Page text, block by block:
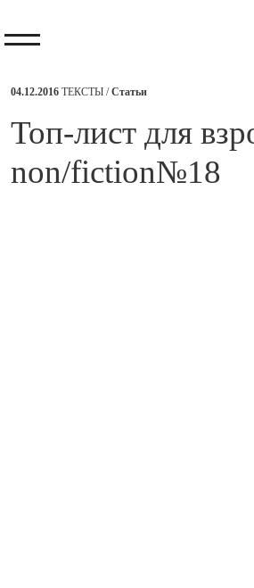
04.12.2016 ТЕКСТЫ /Статьи
​Топ-лист для
non/fiction№18